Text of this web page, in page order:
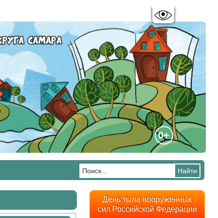
0+
День тыла вооруженных
сил Российской Федерации